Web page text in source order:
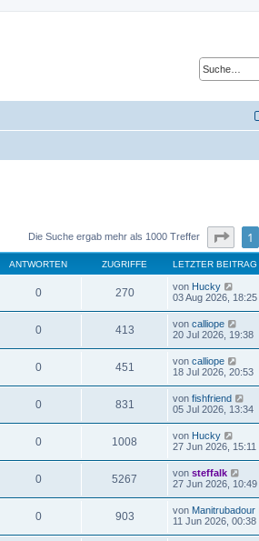
Die Suche ergab mehr als 1000 Treffer Seite1
ANTWORTEN ZUGRIFFE LETZTER BEITRAG
0 270 von Hucky
03 Aug 2026, 18:25
0 413 von calliope
20 Jul 2026, 19:38
0 451 von calliope
18 Jul 2026, 20:53
0 831 von fishfriend
05 Jul 2026, 13:34
0 1008 von Hucky
27 Jun 2026, 15:11
0 5267 von steffalk
27 Jun 2026, 10:49
0 903 von Manitrubadour
11 Jun 2026, 00:38